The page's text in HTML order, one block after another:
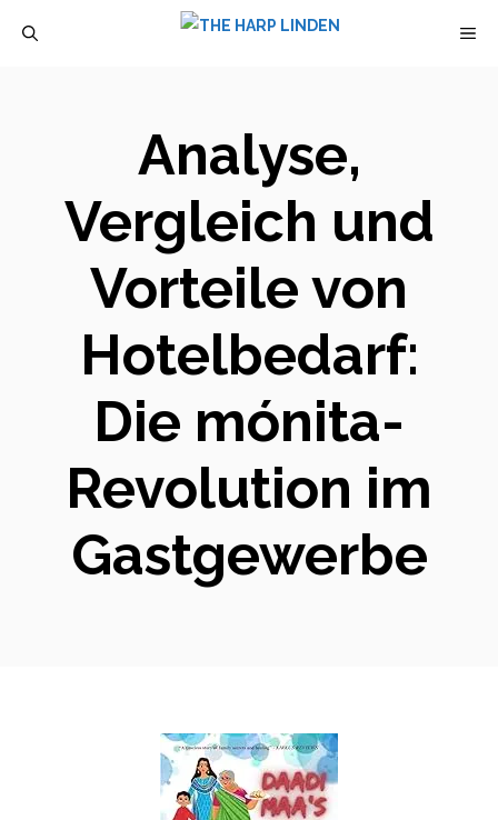
Analyse,
Vergleich und
Vorteile von
Hotelbedarf:
Die mónita-
Revolution im
Gastgewerbe